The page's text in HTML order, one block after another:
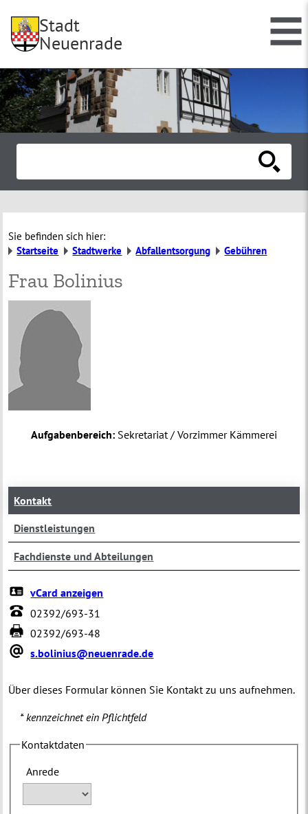
Stadt
Neuenrade
Sie befinden sich hier:
Startseite
Stadtwerke Abfallentsorgung Gebühren
Frau Bolinius
Aufgabenbereich: Sekretariat / Vorzimmer Kämmerei
Kontakt
Dienstleistungen
Fachdienste und Abteilungen
vCard anzeigen
02392/693-31
02392/693-48
s.bolinius@neuenrade.de
Über dieses Formular können Sie Kontakt zu uns aufnehmen.
* kennzeichnet ein Pflichtfeld
Kontaktdaten
Anrede